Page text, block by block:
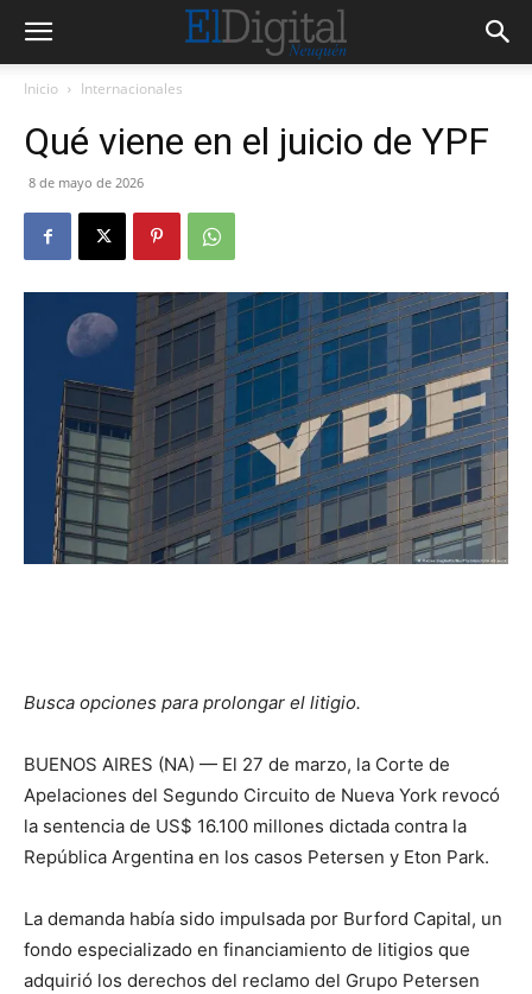
Inicio Internacionales
Qué viene en el juicio de YPF
8 de mayo de 2026
Busca opciones para prolongar el litigio.
BUENOS AIRES (NA) — El 27 de marzo, la Corte de
Apelaciones del Segundo Circuito de Nueva York revocó
la sentencia de US$ 16.100 millones dictada contra la
República Argentina en los casos Petersen y Eton Park.
La demanda había sido impulsada por Burford Capital, un
fondo especializado en financiamiento de litigios que
adquirió los derechos del reclamo del Grupo Petersen